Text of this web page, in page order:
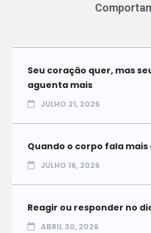
Seu coração quer, mas
aguenta mais
JULHO 21, 2026
Quando o corpo fala
JULHO 16, 2026
Reagir ou responder no
ABRIL 30, 2026